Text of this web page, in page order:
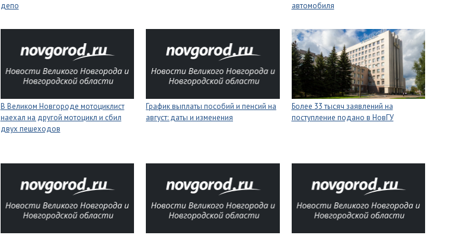
депо
автомобиля
В Великом Новгороде мотоциклист
наехал на другой мотоцикл и сбил
двух пешеходов
График выплаты пособий и пенсий на
август: даты и изменения
Более 33 тысяч заявлений на
поступление подано в НовГУ